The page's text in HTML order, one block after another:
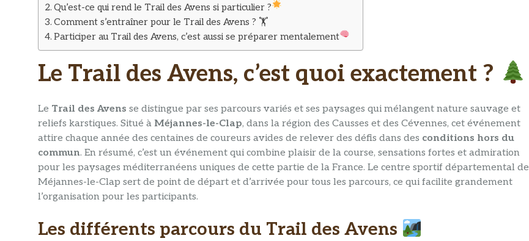
Qu’est-ce qui rend le Trail des Avens si particulier ?
Comment s’entraîner pour le Trail des Avens ? 🏋️
Participer au Trail des Avens, c’est aussi se préparer mentalement
Le Trail des Avens, c’est quoi exactement ?
Le Trail des Avens se distingue par ses parcours variés et ses paysages qui mélangent nature sauvage et
reliefs karstiques. Situé à Méjannes-le-Clap, dans la région des Causses et des Cévennes, cet événement
attire chaque année des centaines de coureurs avides de relever des défis dans des conditions hors du
commun. En résumé, c’est un événement qui combine plaisir de la course, sensations fortes et admiration
pour les paysages méditerranéens uniques de cette partie de la France. Le centre sportif départemental de
Méjannes-le-Clap sert de point de départ et d’arrivée pour tous les parcours, ce qui facilite grandement
l’organisation pour les participants.
Les différents parcours du Trail des Avens